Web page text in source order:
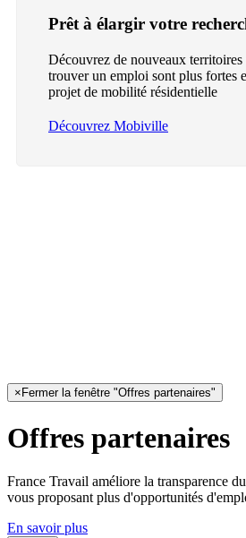
Prêt à élargir votre
Découvrez de nouveaux territoires
trouver un emploi sont plus fortes
projet de mobilité résidentielle
Découvrez Mobiville
× Fermer la fenêtre "Offres partenaires"
Offres partenaires
France Travail améliore la transparence
vous proposant plus d'opportunités
En savoir plus